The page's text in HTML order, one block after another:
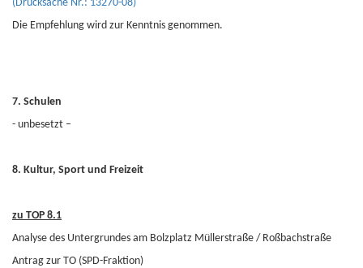
(Drucksache Nr.: 13270-08)
Die Empfehlung wird zur Kenntnis genommen.
7. Schulen
- unbesetzt –
8. Kultur, Sport und Freizeit
zu TOP 8.1
Analyse des Untergrundes am Bolzplatz Müllerstraße / Roßbachstraße
Antrag zur TO (SPD-Fraktion)